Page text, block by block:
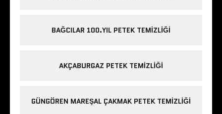
BAĞCILAR 100.YIL PETEK TEMIZLIĞI
AKÇABURGAZ PETEK TEMIZLIĞI
GÜNGÖREN MAREŞAL ÇAKMAK PETEK TEMIZLIĞI